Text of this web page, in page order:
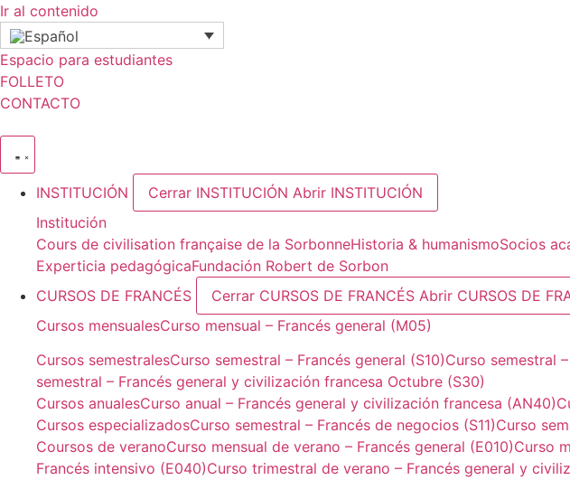
Ir al contenido
Espacio para estudiantes
FOLLETO
CONTACTO
INSTITUCIÓN Cerrar INSTITUCIÓN Abrir INSTITUCIÓN
Institución
Cours de civilisation française de la SorbonneHistoria & humanismoSocios
Experticia pedagógicaFundación Robert de Sorbon
CURSOS DE FRANCÉS
Cerrar CURSOS DE FRANCÉS Abrir CURSOS DE
Cursos mensualesCurso mensual – Francés general (M05)
Cursos semestralesCurso semestral – Francés general (S10)Curso semestral
semestral – Francés general y civilización francesa Octubre (S30)
Cursos anualesCurso anual – Francés general y civilización francesa (AN40)
Cursos especializadosCurso semestral – Francés de negocios (S11)Curso
Coursos de veranoCurso mensual de verano – Francés general (E010)Curso
Francés intensivo (E040)Curso trimestral de verano – Francés general y